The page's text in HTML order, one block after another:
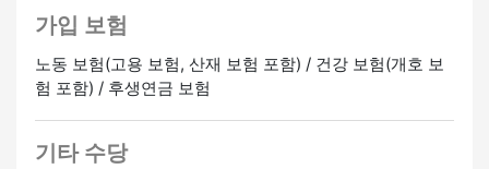
가입 보험
노동 보험(고용 보험, 산재 보험 포함) / 건강 보험(개호 보
험 포함) / 후생연금 보험
기타 수당